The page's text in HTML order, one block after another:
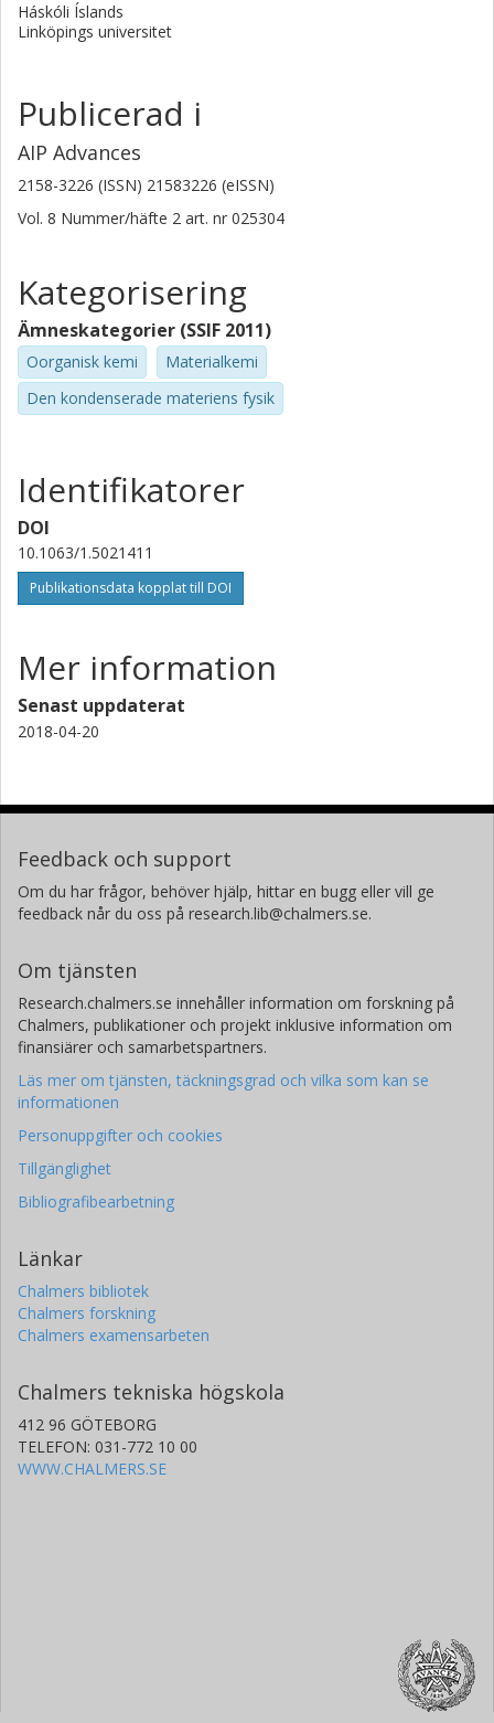
Háskóli Íslands
Linköpings universitet
Publicerad i
AIP Advances
2158-3226 (ISSN) 21583226 (eISSN)
Vol. 8 Nummer/häfte 2 art. nr 025304
Kategorisering
Ämneskategorier (SSIF 2011)
Oorganisk kemi
Materialkemi
Den kondenserade materiens fysik
Identifikatorer
DOI
10.1063/1.5021411
Publikationsdata kopplat till DOI
Mer information
Senast uppdaterat
2018-04-20
Feedback och support
Om du har frågor, behöver hjälp, hittar en bugg eller vill ge
feedback når du oss på research.lib@chalmers.se.
Om tjänsten
Research.chalmers.se innehåller information om forskning på
Chalmers, publikationer och projekt inklusive information om
finansiärer och samarbetspartners.
Läs mer om tjänsten, täckningsgrad och vilka som kan se
informationen
Personuppgifter och cookies
Tillgänglighet
Bibliografibearbetning
Länkar
Chalmers bibliotek
Chalmers forskning
Chalmers examensarbeten
Chalmers tekniska högskola
412 96 GÖTEBORG
TELEFON: 031-772 10 00
WWW.CHALMERS.SE